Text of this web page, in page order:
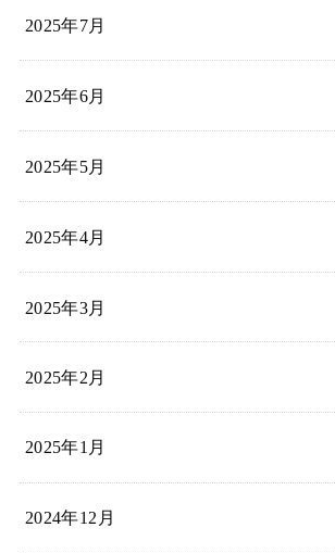
2025年7月
2025年6月
2025年5月
2025年4月
2025年3月
2025年2月
2025年1月
2024年12月